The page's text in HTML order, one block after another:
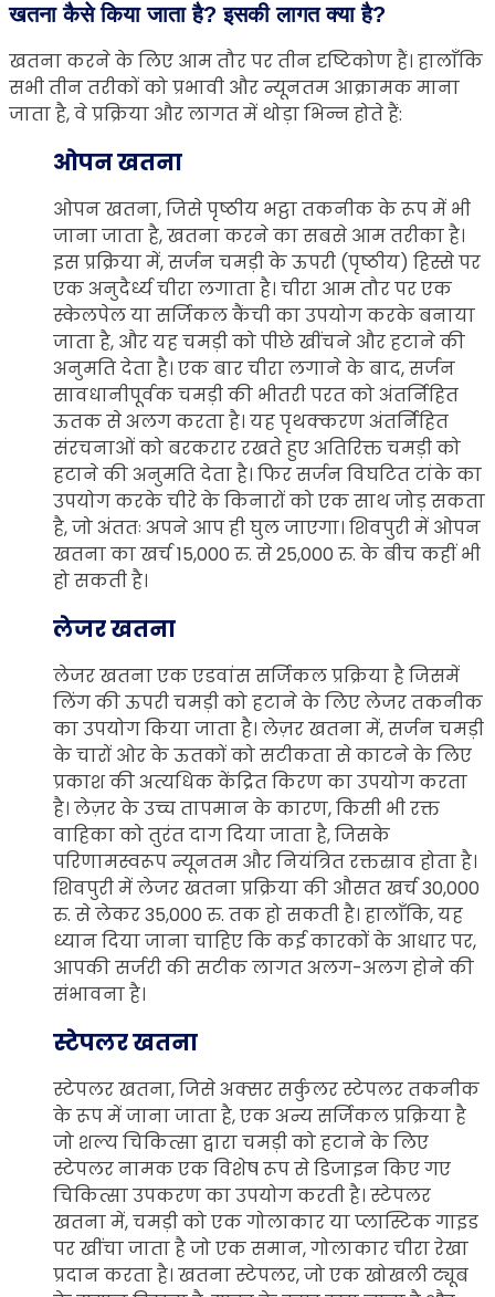
खतना कैसे किया जाता है? इसकी लागत क्या है?
खतना करने के लिए आम तौर पर तीन दृष्टिकोण हैं। हालाँकि
सभी तीन तरीकों को प्रभावी और न्यूनतम आक्रामक माना
जाता है, वे प्रक्रिया और लागत में थोड़ा भिन्न होते हैं:
ओपन खतना
ओपन खतना, जिसे पृष्ठीय भट्ठा तकनीक के रूप में भी
जाना जाता है, खतना करने का सबसे आम तरीका है।
इस प्रक्रिया में, सर्जन चमड़ी के ऊपरी (पृष्ठीय) हिस्से पर
एक अनुदैर्ध्य चीरा लगाता है। चीरा आम तौर पर एक
स्केलपेल या सर्जिकल कैंची का उपयोग करके बनाया
जाता है, और यह चमड़ी को पीछे खींचने और हटाने की
अनुमति देता है। एक बार चीरा लगाने के बाद, सर्जन
सावधानीपूर्वक चमड़ी की भीतरी परत को अंतर्निहित
ऊतक से अलग करता है। यह पृथक्करण अंतर्निहित
संरचनाओं को बरकरार रखते हुए अतिरिक्त चमड़ी को
हटाने की अनुमति देता है। फिर सर्जन विघटित टांके का
उपयोग करके चीरे के किनारों को एक साथ जोड़ सकता
है, जो अंततः अपने आप ही घुल जाएगा। शिवपुरी में ओपन
खतना का खर्च 15,000 रु. से 25,000 रु. के बीच कहीं भी
हो सकती है।
लेजर खतना
लेजर खतना एक एडवांस सर्जिकल प्रक्रिया है जिसमें
लिंग की ऊपरी चमड़ी को हटाने के लिए लेजर तकनीक
का उपयोग किया जाता है। लेज़र खतना में, सर्जन चमड़ी
के चारों ओर के ऊतकों को सटीकता से काटने के लिए
प्रकाश की अत्यधिक केंद्रित किरण का उपयोग करता
है। लेज़र के उच्च तापमान के कारण, किसी भी रक्त
वाहिका को तुरंत दाग दिया जाता है, जिसके
परिणामस्वरूप न्यूनतम और नियंत्रित रक्तस्राव होता है।
शिवपुरी में लेजर खतना प्रक्रिया की औसत खर्च 30,000
रु. से लेकर 35,000 रु. तक हो सकती है। हालाँकि, यह
ध्यान दिया जाना चाहिए कि कई कारकों के आधार पर,
आपकी सर्जरी की सटीक लागत अलग-अलग होने की
संभावना है।
स्टेपलर खतना
स्टेपलर खतना, जिसे अक्सर सर्कुलर स्टेपलर तकनीक
के रूप में जाना जाता है, एक अन्य सर्जिकल प्रक्रिया है
जो शल्य चिकित्सा द्वारा चमड़ी को हटाने के लिए
स्टेपलर नामक एक विशेष रूप से डिजाइन किए गए
चिकित्सा उपकरण का उपयोग करती है। स्टेपलर
खतना में, चमड़ी को एक गोलाकार या प्लास्टिक गाइड
पर खींचा जाता है जो एक समान, गोलाकार चीरा रेखा
प्रदान करता है। खतना स्टेपलर, जो एक खोखली ट्यूब